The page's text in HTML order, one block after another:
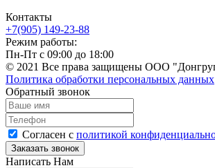
Контакты
+7(905) 149-23-88
Режим работы:
Пн-Пт с 09:00 до 18:00
© 2021 Все права защищены ООО
Политика обработки персональных данных
Обратный звонок
Согласен с политикой
Написать Нам